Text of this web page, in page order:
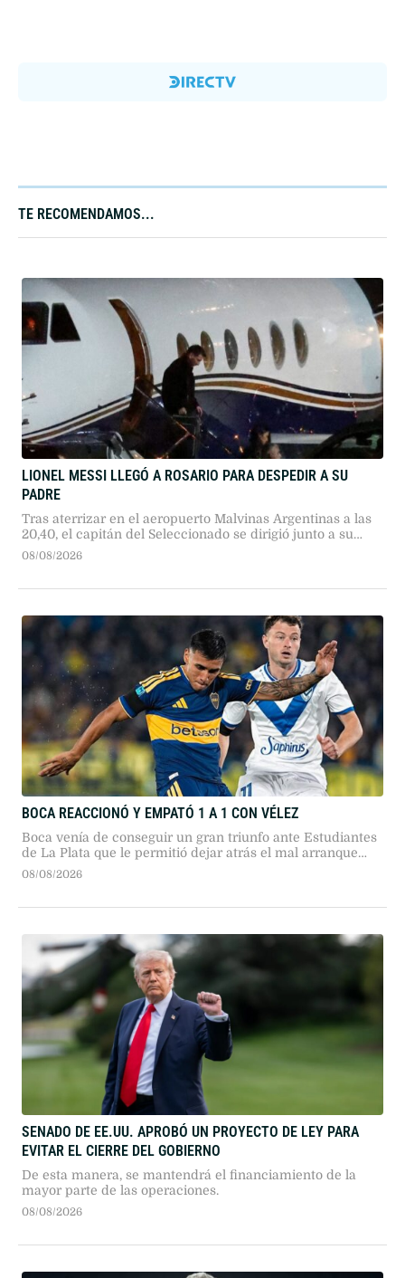
TE RECOMENDAMOS...
LIONEL MESSI LLEGÓ A ROSARIO PARA DESPEDIR A SU
PADRE
Tras aterrizar en el aeropuerto Malvinas Argentinas a las
20,40, el capitán del Seleccionado se dirigió junto a su
familia hasta el lugar donde están los restos de su padre.
08/08/2026
BOCA REACCIONÓ Y EMPATÓ 1 A 1 CON VÉLEZ
Boca venía de conseguir un gran triunfo ante Estudiantes
de La Plata que le permitió dejar atrás el mal arranque
que había tenido en este Torneo Clausura
08/08/2026
SENADO DE EE.UU. APROBÓ UN PROYECTO DE LEY PARA
EVITAR EL CIERRE DEL GOBIERNO
De esta manera, se mantendrá el financiamiento de la
mayor parte de las operaciones.
08/08/2026